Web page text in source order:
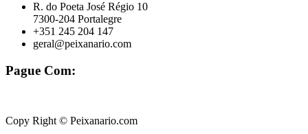
R. do Poeta José Régio 10
7300-204 Portalegre
+351 245 204 147
geral@peixanario.com
Pague Com:
Copy Right © Peixanario.com